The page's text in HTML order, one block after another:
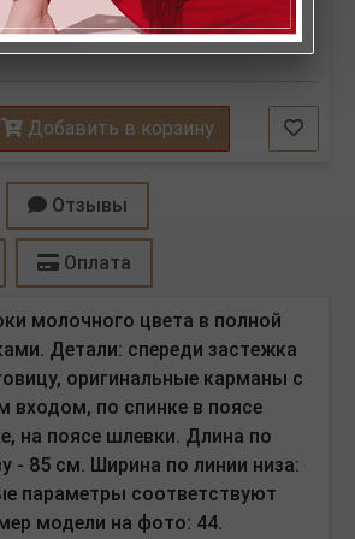
Добавить в корзину
Отзывы
Оплата
молочного цвета в полной
Детали: спереди застежка
оригинальные карманы с
входом, по спинке в поясе
на поясе шлевки. Длина по
- 85 см. Ширина по линии низа:
параметры соответствуют
модели на фото: 44.